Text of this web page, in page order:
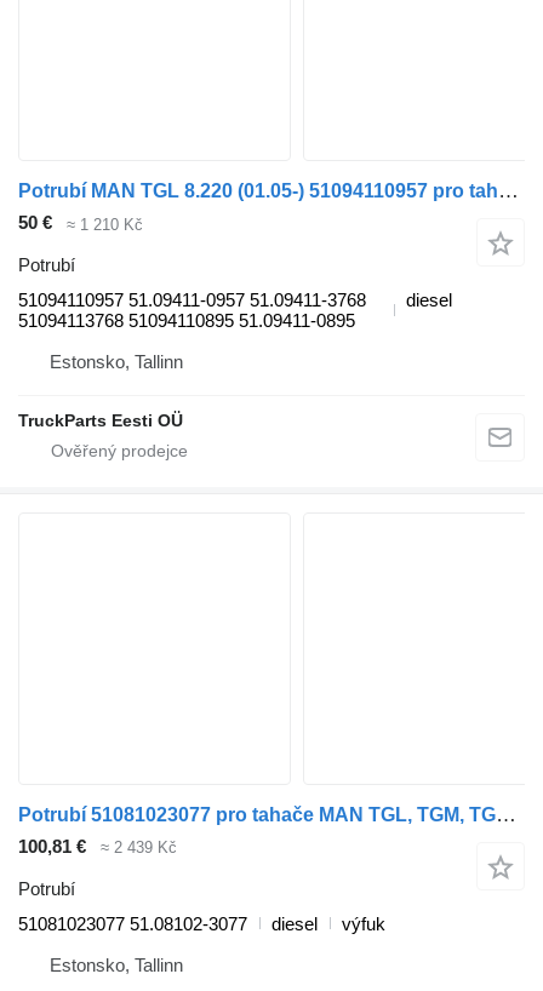
Potrubí MAN TGL 8.220 (01.05-) 51094110957 pro tahače MAN TGL, TGM, TGS, TGX (2005-2021)
50 € ≈ 1 210 Kč
Potrubí
51094110957 51.09411-0957 51.09411-3768
51094113768 51094110895 51.09411-0895
diesel
Estonsko, Tallinn
TruckParts Eesti OÜ
Potrubí 51081023077 pro tahače MAN TGL, TGM, TGS, TGX (2005-2021)
100,81 € ≈ 2 439 Kč
Potrubí
51081023077 51.08102-3077
diesel
výfuk
Estonsko, Tallinn